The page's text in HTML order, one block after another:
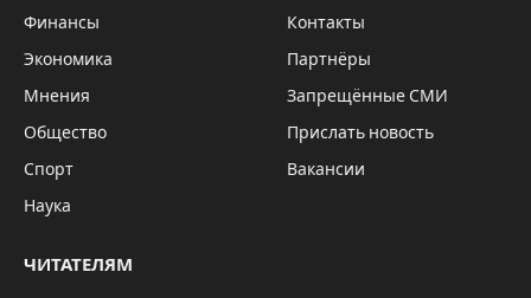
Финансы
Экономика
Мнения
Общество
Спорт
Наука
Контакты
Партнёры
Запрещённые СМИ
Прислать новость
Вакансии
ЧИТАТЕЛЯМ